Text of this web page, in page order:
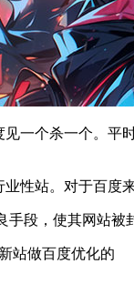
一个杀一个。
性站。对于百
段，使其网站被
站做百度优化的